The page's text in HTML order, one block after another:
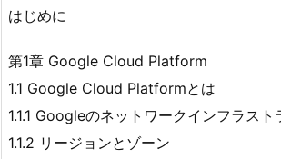
はじめに
第1章 Google Cloud Platform
1.1 Google Cloud Platformとは
1.1.1 Googleのネットワークインフラスト
1.1.2 リージョンとゾーン